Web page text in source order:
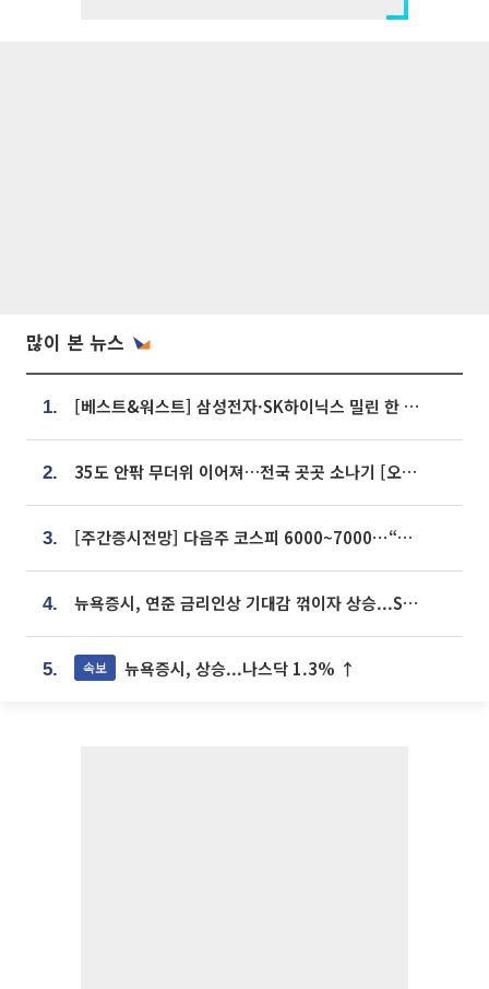
많이 본 뉴스
1. [베스트&워스트] 삼성전자·SK하이닉스 밀린 한 주…상상인증권은 85% 급등
2. 35도 안팎 무더위 이어져…전국 곳곳 소나기 [오늘 날씨]
3. [주간증시전망] 다음주 코스피 6000~7000⋯“外人 수급은 정책이 변수”
4. 뉴욕증시, 연준 금리인상 기대감 꺾이자 상승...S&P500 사상 최고치 [종합]
5. 속보 뉴욕증시, 상승...나스닥 1.3% ↑